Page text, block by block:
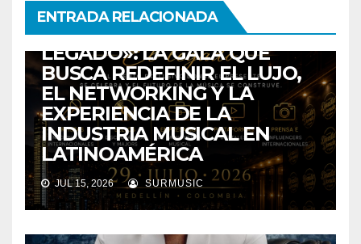
ENTRADA RELACIONADA
DINASTÍA INC. PRESENTA
«DINASTÍA DORADA 2026: EL
LEGADO»: LA GALA QUE
BUSCA REDEFINIR EL LUJO,
EL NETWORKING Y LA
EXPERIENCIA DE LA
INDUSTRIA MUSICAL EN
LATINOAMÉRICA
JUL 15, 2026 SURMUSIC